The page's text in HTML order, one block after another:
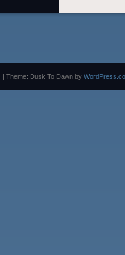
| Theme: Dusk To Dawn by